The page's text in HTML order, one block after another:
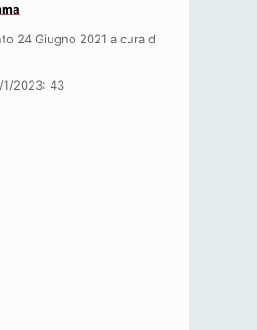
24 Giugno 2021 a cura di
1/2023: 43